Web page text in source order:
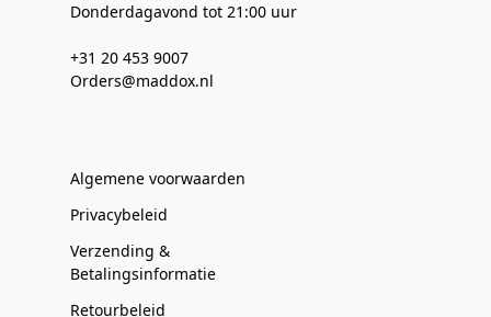
Donderdagavond tot 21:00 uur
+31 20 453 9007
Orders@maddox.nl
Algemene voorwaarden
Privacybeleid
Verzending &
Betalingsinformatie
Retourbeleid